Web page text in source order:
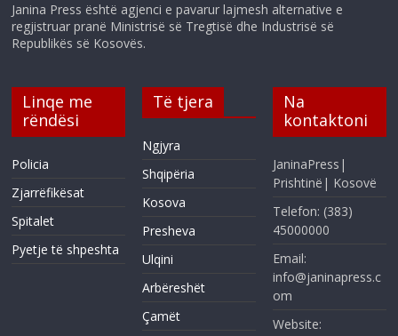
Janina Press është agjenci e pavarur lajmesh alternative e
regjistruar pranë Ministrisë së Tregtisë dhe Industrisë së
Republikës së Kosovës.
Linqe me
rëndësi
Policia
Zjarrëfikësat
Spitalet
Pyetje të shpeshta
Të tjera
Ngjyra
Shqipëria
Kosova
Presheva
Ulqini
Arbëreshët
Çamët
Na
kontaktoni
JaninaPress|
Prishtinë| Kosovë
Telefon: (383)
45000000
Email:
info@janinapress.c
om
Website: